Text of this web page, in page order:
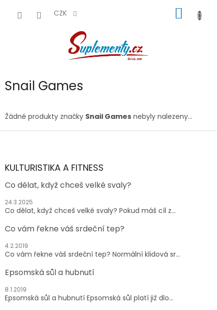
CZK
KOŠÍK
Snail Games
Žádné produkty značky Snail Games nebyly nalezeny...
Z
aKULTURISTIKA A FITNESS
Co dělat, když chceš velké svaly?
24.3.2025
Co dělat, když chceš velké svaly? Pokud máš cíl z...
Co vám řekne váš srdeční tep?
4.2.2019
Co vám řekne váš srdeční tep? Normální klidová sr...
Epsomská sůl a hubnutí
8.1.2019
Epsomská sůl a hubnutí Epsomská sůl platí již dlo...